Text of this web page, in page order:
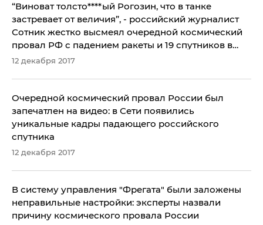
​“Виноват толсто****ый Рогозин, что в танке
застревает от величия”, - российский журналист
Сотник жестко высмеял очередной космический
провал РФ с падением ракеты и 19 спутников в
океан
12 декабря 2017
Очередной космический провал России был
запечатлен на видео: в Сети появились
уникальные кадры падающего российского
спутника
12 декабря 2017
В систему управления "Фрегата" были заложены
неправильные настройки: эксперты назвали
причину космического провала России